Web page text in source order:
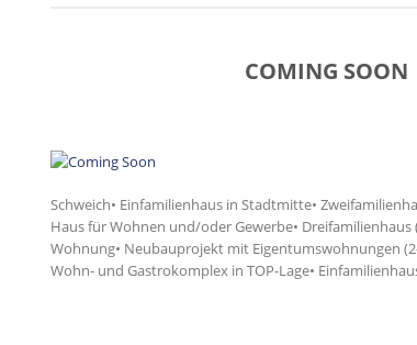
COMING
Schweich• Einfamilienhaus in Stadtmitte•
Haus für Wohnen und/oder Gewerbe•
Wohnung• Neubauprojekt mit Eigentumswohnungen
Wohn- und Gastrokomplex in TOP-Lage•